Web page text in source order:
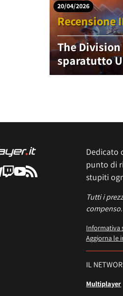
20/04/2026
Recensione
The
sparatutto
Dedicato
punto di
stupiti
Tutti i
compenso.
Informativa
Aggiorna le
IL
Multiplayer